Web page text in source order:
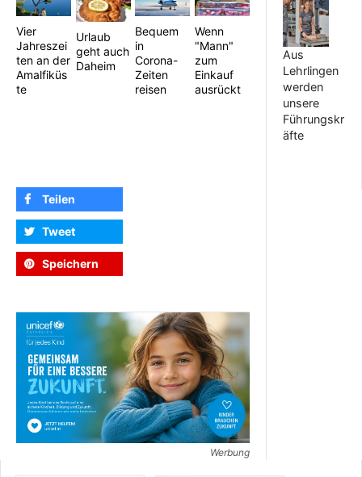
Vier
Jahreszei
ten an der
Amalfiküs
te
Urlaub
geht auch
Daheim
Bequem
in
Corona-
Zeiten
reisen
Wenn
"Mann"
zum
Einkauf
ausrückt
Teilen
Tweet
Speichern
Werbung
Aus
Lehrlingen
werden
unsere
Führungskr
äfte